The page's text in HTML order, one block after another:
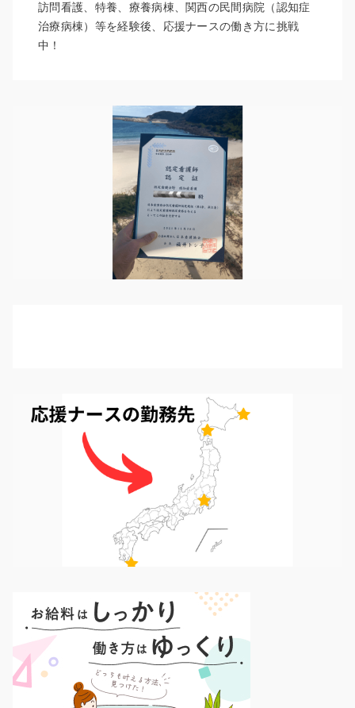
訪問看護、特養、療養病棟、関西の民間病院（認知症
治療病棟）等を経験後、応援ナースの働き方に挑戦
中！